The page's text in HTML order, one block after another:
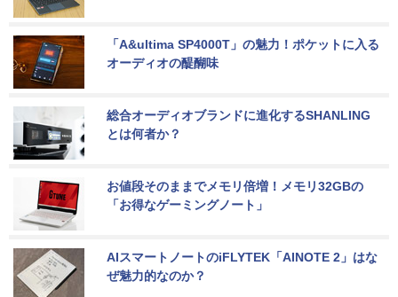
「A&ultima SP4000T」の魅力！ポケットに入る
オーディオの醍醐味
総合オーディオブランドに進化するSHANLING
とは何者か？
お値段そのままでメモリ倍増！メモリ32GBの
「お得なゲーミングノート」
AIスマートノートのiFLYTEK「AINOTE 2」はな
ぜ魅力的なのか？